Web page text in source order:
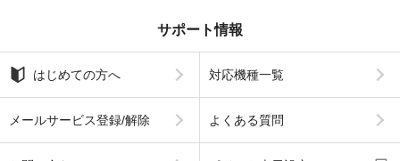
サポート情報
はじめての方へ 対応機種一覧
メールサービス登録/解除 よくある質問